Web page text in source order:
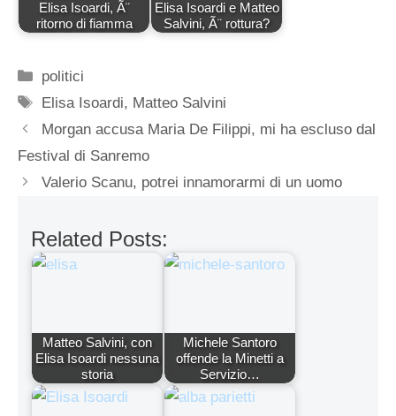
Elisa Isoardi, Ã¨
ritorno di fiamma
Elisa Isoardi e Matteo
Salvini, Ã¨ rottura?
Categorie
politici
Tag
Elisa Isoardi, Matteo Salvini
Morgan accusa Maria De Filippi, mi ha escluso dal
Festival di Sanremo
Valerio Scanu, potrei innamorarmi di un uomo
Related Posts:
Matteo Salvini, con
Elisa Isoardi nessuna
storia
Michele Santoro
offende la Minetti a
Servizio…